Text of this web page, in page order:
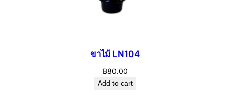
ขาไม้ LN104
฿80.00
Add to cart